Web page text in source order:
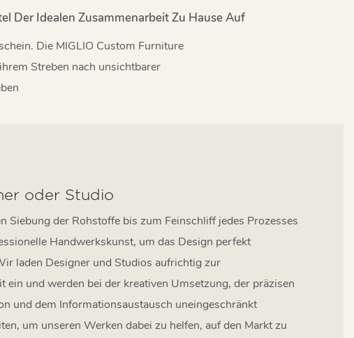
Der Idealen Zusammenarbeit Zu Hause Auf
Die MIGLIO Custom Furniture
Streben nach unsichtbarer
oder Studio
Siebung der Rohstoffe bis zum Feinschliff jedes Prozesses
Handwerkskunst, um das Design perfekt
laden Designer und Studios aufrichtig zur
ein und werden bei der kreativen Umsetzung, der präzisen
und dem Informationsaustausch uneingeschränkt
um unseren Werken dabei zu helfen, auf den Markt zu